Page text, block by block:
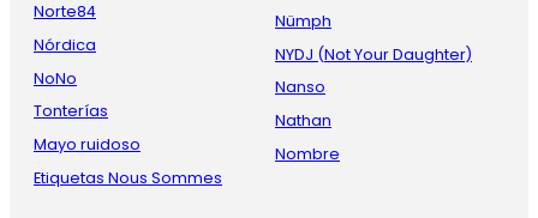
Norte84
Nórdica
NoNo
Tonterías
Mayo ruidoso
Etiquetas Nous Sommes
Nümph
NYDJ (Not Your Daughter)
Nanso
Nathan
Nombre